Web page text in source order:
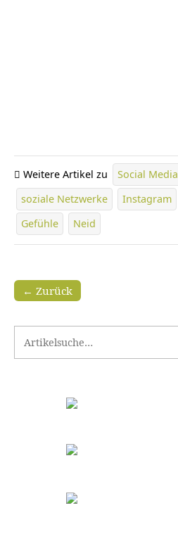
Weitere Artikel zu Social Media
soziale Netzwerke
Instagram
Gefühle
Neid
← Zurück